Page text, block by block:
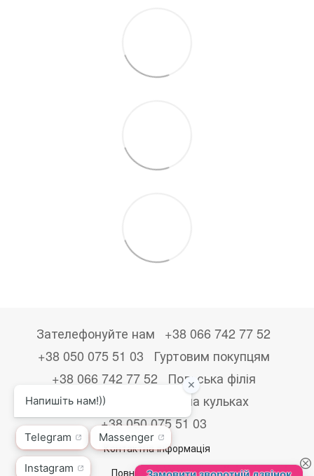
Зателефонуйте нам
+38 066 742 77 52
+38 050 075 51 03
Гуртовим покупцям
+38 066 742 77 52
Польська філія
+48533867723
Друк на кульках
+38 050 075 51 03
Контактна інформація
Повна версія сайту